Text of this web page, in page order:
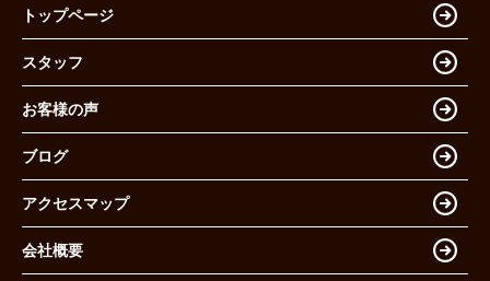
トップページ
スタッフ
お客様の声
ブログ
アクセスマップ
会社概要